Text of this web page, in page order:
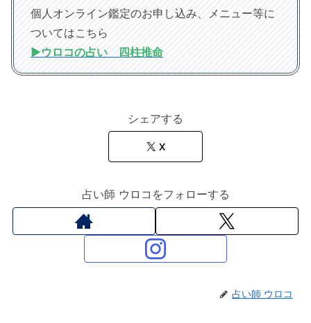
個人オンライン鑑定のお申し込み、メニュー等に
ついてはこちら
▶︎ウロコの占い 四柱推命
シェアする
X
占い師 ウロコをフォローする
占い師 ウロコ